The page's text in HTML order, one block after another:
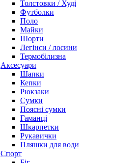
Толстовки / Худі
Футболки
Поло
Майки
Шорти
Легінси / лосини
Термобілизна
Аксесуари
Шапки
Кепки
Рюкзаки
Сумки
Поясні сумки
Гаманці
Шкарпетки
Рукавички
Пляшки для води
Спорт